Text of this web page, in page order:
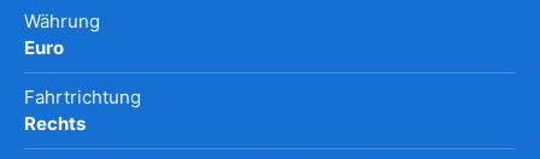
Währung
Euro
Fahrtrichtung
Rechts